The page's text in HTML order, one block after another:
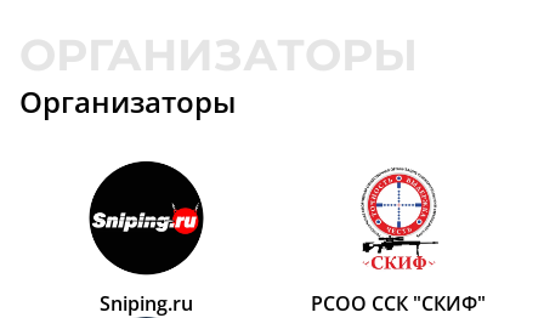
Организаторы
Sniping.ru РСОО ССК "СКИФ"